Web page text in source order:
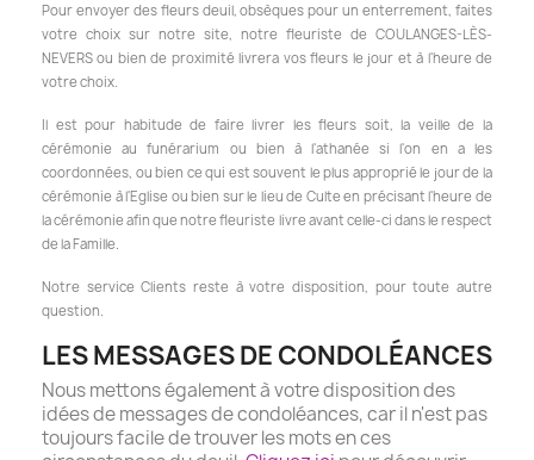
Pour envoyer des fleurs deuil, obsèques pour un enterrement, faites
votre choix sur notre site, notre fleuriste de COULANGES-LÈS-
NEVERS ou bien de proximité livrera vos fleurs le jour et à l'heure de
votre choix.
Il est pour habitude de faire livrer les fleurs soit, la veille de la
cérémonie au funérarium ou bien à l'athanée si l'on en a les
coordonnées, ou bien ce qui est souvent le plus approprié le jour de la
cérémonie à l'Eglise ou bien sur le lieu de Culte en précisant l'heure de
la cérémonie afin que notre fleuriste livre avant celle-ci dans le respect
de la Famille.
Notre service Clients reste à votre disposition, pour toute autre
question.
LES MESSAGES DE CONDOLÉANCES
Nous mettons également à votre disposition des
idées de messages de condoléances, car il n'est pas
toujours facile de trouver les mots en ces